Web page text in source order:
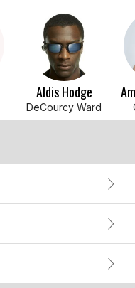
Aldis Hodge
DeCourcy Ward